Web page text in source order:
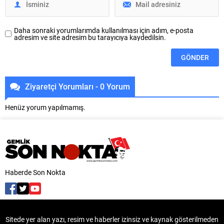
Daha sonraki yorumlarımda kullanılması için adım, e-posta
adresim ve site adresim bu tarayıcıya kaydedilsin.
Ziyaretçi Yorumları - 0 Yorum
Henüz yorum yapılmamış.
Haberde Son Nokta
Sitede yer alan yazı, resim ve haberler izinsiz ve kaynak gösterilmeden